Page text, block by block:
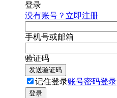
登录
没有账号？立即注册
手机号或邮箱
验证码
发送验证码
记住登录账号密码登录
登录